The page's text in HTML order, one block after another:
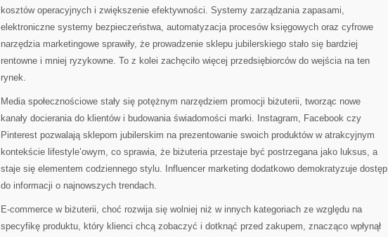
kosztów operacyjnych i zwiększenie efektywności. Systemy zarządzania zapasami,
elektroniczne systemy bezpieczeństwa, automatyzacja procesów księgowych oraz cyfrowe
narzędzia marketingowe sprawiły, że prowadzenie sklepu jubilerskiego stało się bardziej
rentowne i mniej ryzykowne. To z kolei zachęciło więcej przedsiębiorców do wejścia na ten
rynek.
Media społecznościowe stały się potężnym narzędziem promocji biżuterii, tworząc nowe
kanały docierania do klientów i budowania świadomości marki. Instagram, Facebook czy
Pinterest pozwalają sklepom jubilerskim na prezentowanie swoich produktów w atrakcyjnym
kontekście lifestyle’owym, co sprawia, że biżuteria przestaje być postrzegana jako luksus, a
staje się elementem codziennego stylu. Influencer marketing dodatkowo demokratyzuje dostęp
do informacji o najnowszych trendach.
E-commerce w biżuterii, choć rozwija się wolniej niż w innych kategoriach ze względu na
specyfikę produktu, który klienci chcą zobaczyć i dotknąć przed zakupem, znacząco wpłynął